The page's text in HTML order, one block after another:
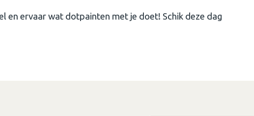
en ervaar wat dotpainten met je doet! Schik deze dag